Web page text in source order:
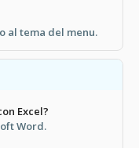
al tema del menu.
Excel?
Word.